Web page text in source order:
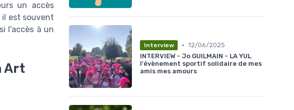
un accès
est souvent
l'accès à un
Art
Interview • 12/06/2025
INTERVIEW - Jo GUILMAIN - LA YUL
l'évènement sportif solidaire de mes
amis mes amours